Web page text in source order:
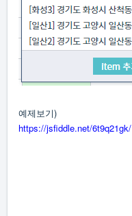
예제보기)
https://jsfiddle.net/6t9q21gk/